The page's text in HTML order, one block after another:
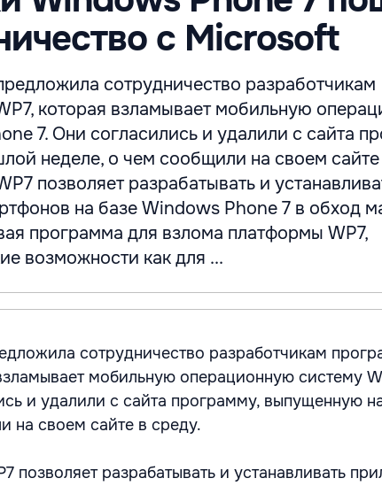
с Microsoft
сотрудничество разработчикам
которая взламывает мобильную
7. Они согласились и удалили с сайта
неделе, о чем сообщили на своем сайте
позволяет разрабатывать и
на базе Windows Phone 7 в обход
программа для взлома платформы WP7,
возможности как для ...
сотрудничество разработчикам
мобильную операционную систему
и удалили с сайта программу, выпущенную
на своем сайте в среду.
позволяет разрабатывать и устанавливать